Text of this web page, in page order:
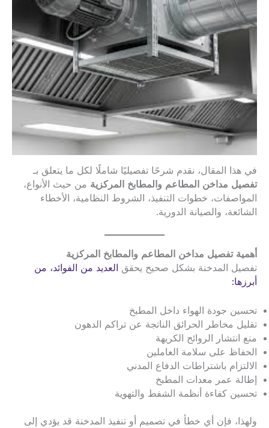
في هذا المقال، نقدم شرحًا تفصيليًا شاملًا لكل ما يتعلق بـ
تفصيل مداخن المطاعم والمطابخ المركزية من حيث الأنواع،
المواصفات، خطوات التنفيذ، الشروط النظامية، الأخطاء
الشائعة، والصيانة الدورية.
أهمية تفصيل مداخن المطاعم والمطابخ المركزية
تفصيل المدخنة بشكل صحيح يحقق العديد من الفوائد، من
أبرزها:
تحسين جودة الهواء داخل المطبخ
تقليل مخاطر الحرائق الناتجة عن تراكم الدهون
منع انتشار الروائح الكريهة
الحفاظ على سلامة العاملين
الالتزام باشتراطات الدفاع المدني
إطالة عمر معدات المطبخ
تحسين كفاءة أنظمة الشفط والتهوية
ولهذا، فإن أي خطأ في تصميم أو تنفيذ المدخنة قد يؤدي إلى